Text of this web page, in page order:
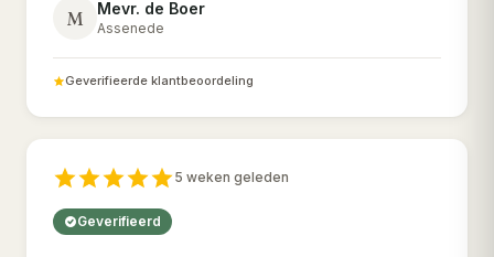
M Mevr. de Boer
Assenede
Geverifieerde klantbeoordeling
5 weken geleden
Geverifieerd